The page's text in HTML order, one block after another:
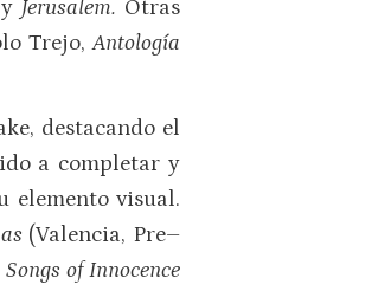
y Jerusalem. Otras
Trejo,Antología
destacando el
a completar y
elemento visual.
(Valencia, Pre–
Songs of Innocence